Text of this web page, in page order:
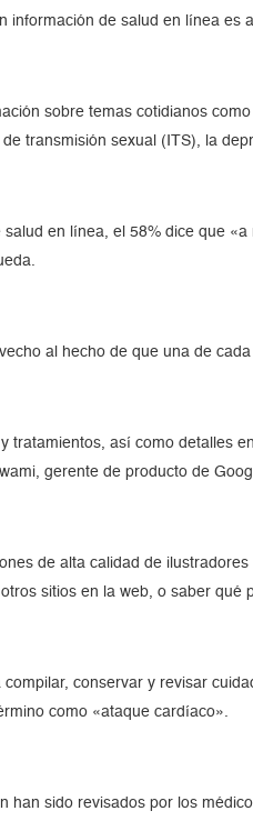
información de salud en línea es
sobre temas cotidianos
transmisión sexual (ITS), la
en línea, el 58% dice que
al hecho de que una de
tratamientos, así como detalles
gerente de producto de
de alta calidad de
sitios en la web, o saber qué
conservar y revisar
como «ataque cardíaco».
han sido revisados ​​por los